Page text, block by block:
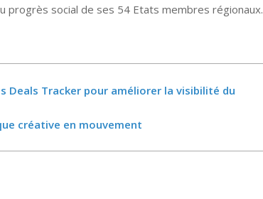
progrès social de ses 54 Etats membres régionaux.
Deals Tracker pour améliorer la visibilité du
créative en mouvement